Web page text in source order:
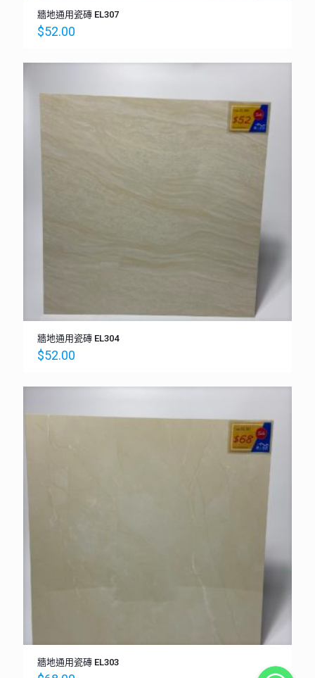
牆地通用瓷磚 EL307
$52.00
牆地通用瓷磚 EL304
$52.00
牆地通用瓷磚 EL303